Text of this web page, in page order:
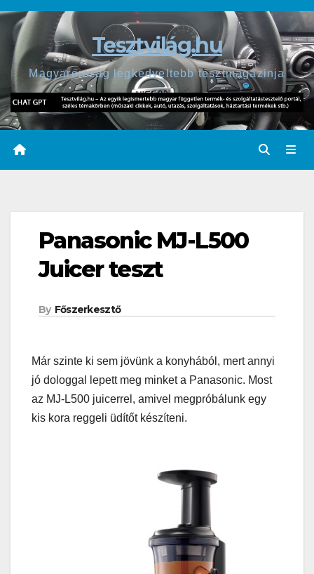
Skip
content
Tesztvilág.hu
Magyarország legkedveltebb tesztmagazinja
Panasonic MJ-L500
Juicer teszt
By Főszerkesztő
Már szinte ki sem jövünk a konyhából, mert annyi
jó dologgal lepett meg minket a Panasonic. Most
az MJ-L500 juicerrel, amivel megpróbálunk egy
kis kora reggeli üdítőt készíteni.